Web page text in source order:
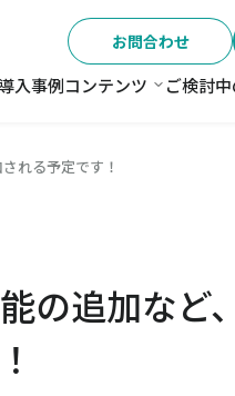
お問合わせ
入事例コンテンツ コンテンツ
ご検討
れる予定です！
の追加など